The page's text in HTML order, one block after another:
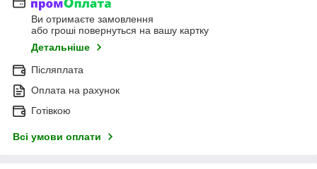
Ви отримаєте замовлення
або гроші повернуться на вашу картку
Детальніше
Післяплата
Оплата на рахунок
Готівкою
Всі умови оплати